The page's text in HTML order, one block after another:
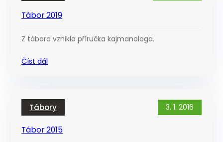
Tábor 2019
Z tábora vznikla příručka kajmanologa.
Číst dál
Tábory 3. 1. 2016
Tábor 2015